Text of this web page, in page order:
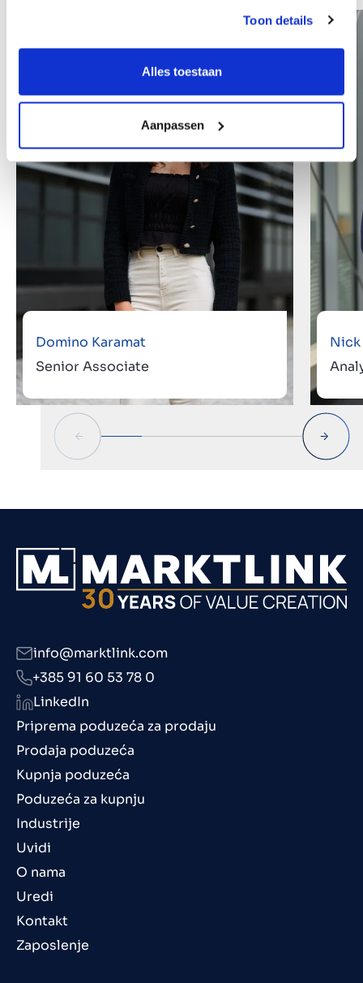
Toon details
Alles toestaan
Aanpassen
Domino Karamat
Senior Associate
Priprema poduzeća za prodaju
Prodaja poduzeća
Kupnja poduzeća
Poduzeća za kupnju
Industrije
Uvidi
O nama
Uredi
Kontakt
Zaposlenje
info@marktlink.com
+385 91 60 53 78 0
LinkedIn